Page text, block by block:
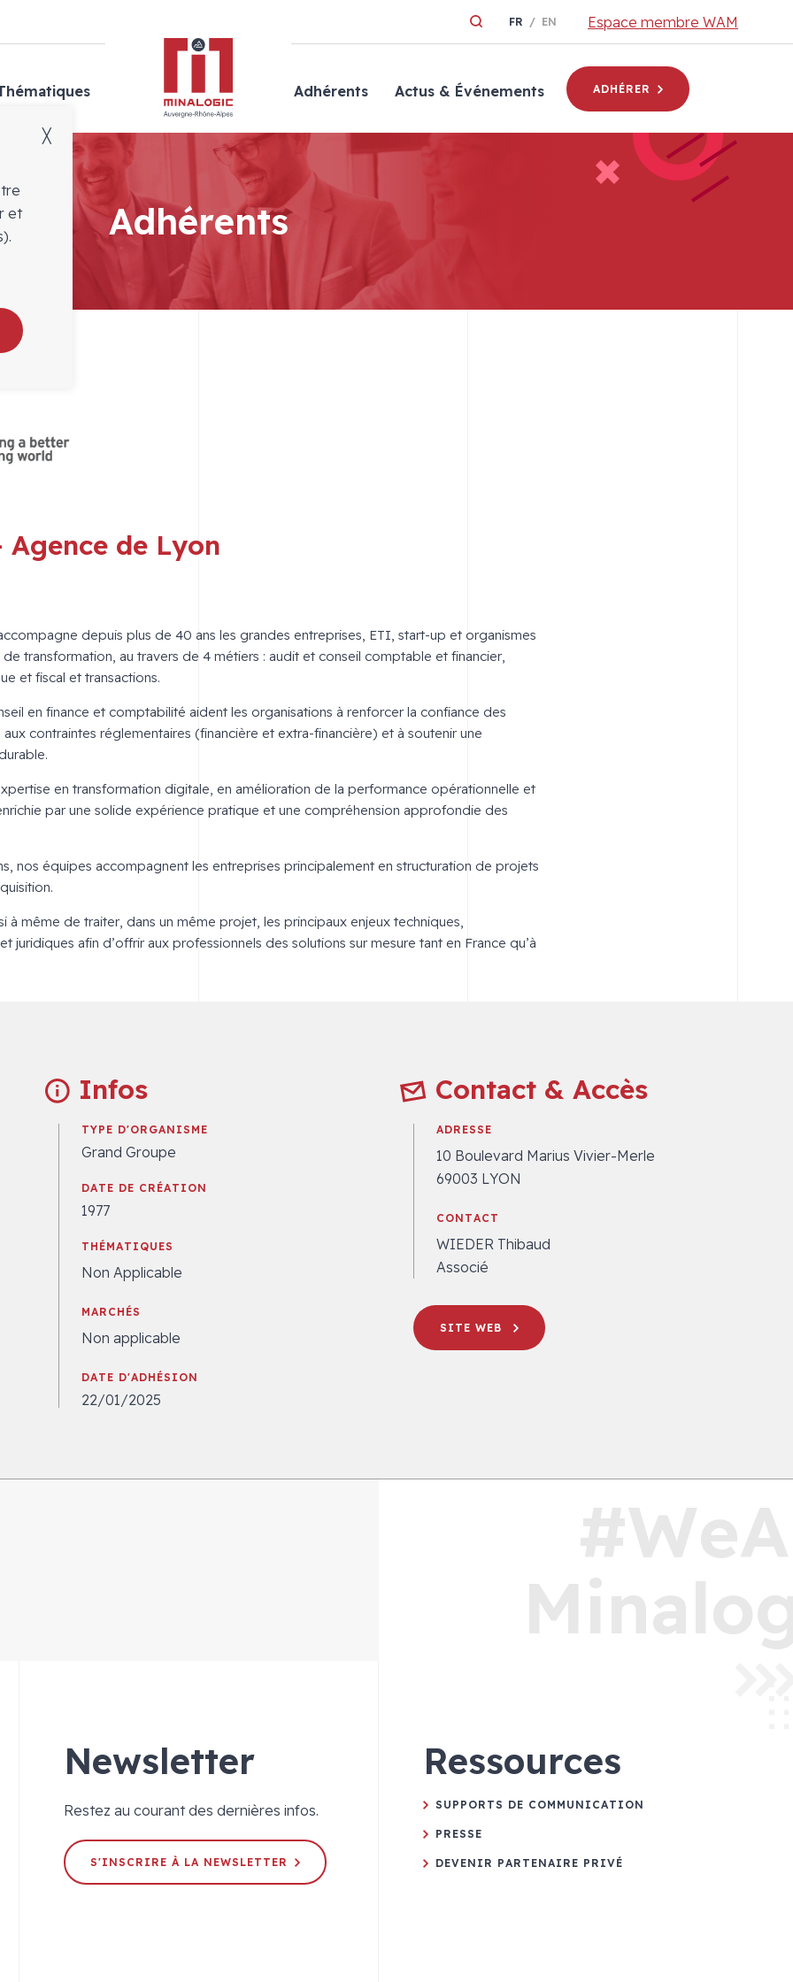
FR EN Espace membre WAM
Adhérents Actus & Événements ADHÉRER
Minalogic
Adhérents
Agence de Lyon
depuis plus de 40 ans les grandes entreprises, ETI, start-up et organismes
transformation, au travers de 4 métiers : audit et conseil comptable et financier,
et fiscal et transactions.
en finance et comptabilité aident les organisations à renforcer la confiance des
contraintes réglementaires (financière et extra-financière) et à soutenir une
en transformation digitale, en amélioration de la performance opérationnelle et
par une solide expérience pratique et une compréhension approfondie des
nos équipes accompagnent les entreprises principalement en structuration de projets
à même de traiter, dans un même projet, les principaux enjeux techniques,
juridiques afin d’offrir aux professionnels des solutions sur mesure tant en France qu’à
Infos
TYPE D'ORGANISME
Grand Groupe
DATE DE CRÉATION
1977
THÉMATIQUES
Non Applicable
MARCHÉS
Non applicable
DATE D'ADHÉSION
22/01/2025
Contact & Accès
ADRESSE
10 Boulevard Marius Vivier-Merle
69003 LYON
CONTACT
WIEDER Thibaud
Associé
SITE WEB
Newsletter
Restez au courant des dernières infos.
S'INSCRIRE À LA NEWSLETTER
Ressources
SUPPORTS DE COMMUNICATION
PRESSE
DEVENIR PARTENAIRE PRIVÉ
et
╳